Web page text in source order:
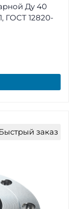
Ду 40
ГОСТ 12820-
заказ